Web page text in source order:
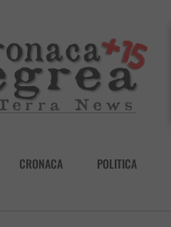
CRONACA POLITICA